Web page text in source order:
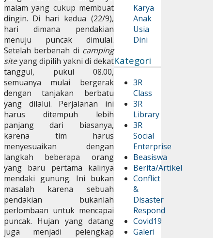
Karya
Anak
Usia
Dini
Kategori
3R
Class
3R
Library
3R
Social
Enterprise
Beasiswa
Berita/Artikel
Conflict
&
Disaster
Respond
Covid19
Galeri
malam yang cukup membuat
dingin. Di hari kedua (22/9),
hari dimana pendakian
menuju puncak dimulai.
Setelah berbenah di camping
siteyang dipilih yakni di dekat
tanggul, pukul 08.00,
semuanya mulai bergerak
dengan tanjakan berbatu
yang dilalui. Perjalanan ini
harus ditempuh lebih
panjang dari biasanya,
karena tim harus
menyesuaikan dengan
langkah beberapa orang
yang baru pertama kalinya
mendaki gunung. Ini bukan
masalah karena sebuah
pendakian bukanlah
perlombaan untuk mencapai
puncak. Hujan yang datang
juga menjadi pelengkap